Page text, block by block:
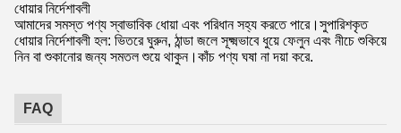
ধোয়ার নির্দেশাবলী
আমাদের সমস্ত পণ্য স্বাভাবিক ধোয়া এবং পরিধান সহ্য করতে পারে।সুপারিশকৃত
ধোয়ার নির্দেশাবলী হল: ভিতরে ঘুরুন, ঠান্ডা জলে সূক্ষ্মভাবে ধুয়ে ফেলুন এবং নীচে শুকিয়ে
নিন বা শুকানোর জন্য সমতল শুয়ে থাকুন।কাঁচ পণ্য ঘষা না দয়া করে.
FAQ